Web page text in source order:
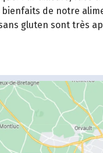
de notre
gluten sont très